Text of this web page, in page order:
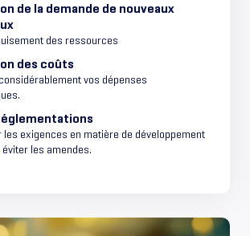
de la demande de nouveaux
des ressources
des coûts
vos dépenses
les exigences en matière de développement
les amendes.